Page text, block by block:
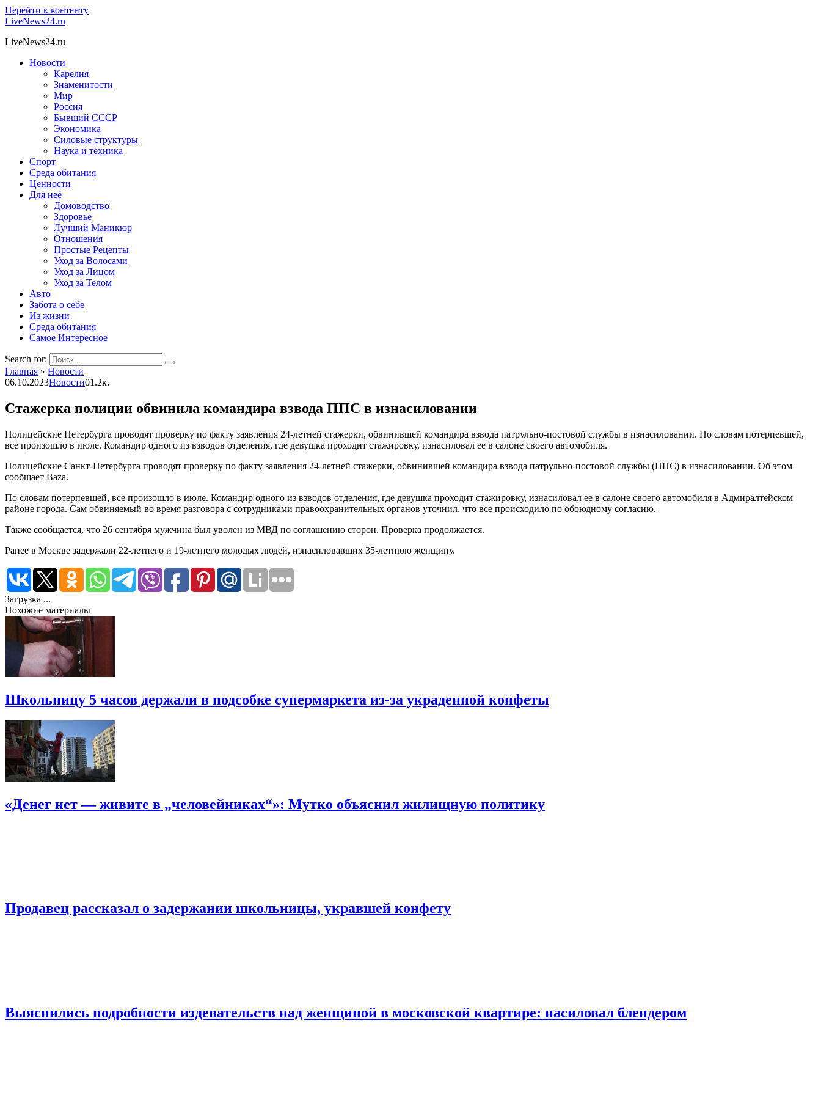
Перейти к контенту
LiveNews24.ru
LiveNews24.ru
Новости
Карелия
Знаменитости
Мир
Россия
Бывший СССР
Экономика
Силовые структуры
Наука и техника
Спорт
Среда обитания
Ценности
Для неё
Домоводство
Здоровье
Лучший Маникюр
Отношения
Простые Рецепты
Уход за Волосами
Уход за Лицом
Уход за Телом
Авто
Забота о себе
Из жизни
Среда обитания
Самое Интересное
Search for:
Главная » Новости
06.10.2023Новости01.2к.
Стажерка полиции обвинила командира взвода ППС в изнасиловании
Полицейские Петербурга проводят проверку по факту заявления 24-летней стажерки, обвинившей командира взвода патрульно-постовой службы в изнасиловании. По словам потерпевшей,
все произошло в июле. Командир одного из взводов отделения, где девушка проходит стажировку, изнасиловал ее в салоне своего автомобиля.
Полицейские Санкт-Петербурга проводят проверку по факту заявления 24-летней стажерки, обвинившей командира взвода патрульно-постовой службы (ППС) в изнасиловании. Об этом
сообщает Baza.
По словам потерпевшей, все произошло в июле. Командир одного из взводов отделения, где девушка проходит стажировку, изнасиловал ее в салоне своего автомобиля в Адмиралтейском
районе города. Сам обвиняемый во время разговора с сотрудниками правоохранительных органов уточнил, что все происходило по обоюдному согласию.
Также сообщается, что 26 сентября мужчина был уволен из МВД по соглашению сторон. Проверка продолжается.
Ранее в Москве задержали 22-летнего и 19-летнего молодых людей, изнасиловавших 35-летнюю женщину.
Загрузка ...
Похожие материалы
Школьницу 5 часов держали в подсобке супермаркета из-за украденной конфеты
«Денег нет — живите в „человейниках“»: Мутко объяснил жилищную политику
Продавец рассказал о задержании школьницы, укравшей конфету
Выяснились подробности издевательств над женщиной в московской квартире: насиловал блендером